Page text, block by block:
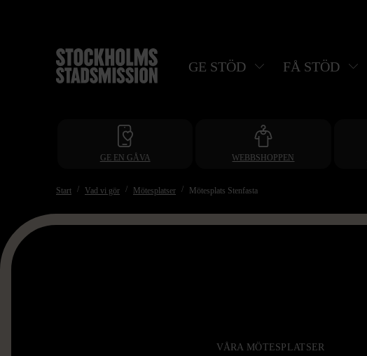
huvudinnehåll
GE STÖD FÅ STÖD
GE EN GÅVA WEBBSHOPPEN
Start Vad vi gör Mötesplatser Mötesplats Stenfasta
VÅRA MÖTESPLATSER